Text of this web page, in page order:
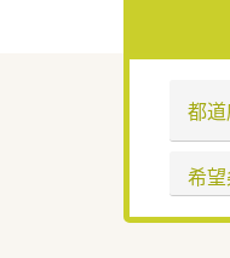
都
希